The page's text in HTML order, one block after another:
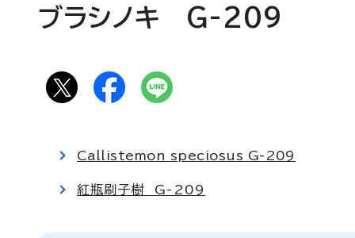
ブラシノキ G-209
Callistemon speciosus G-209
紅瓶刷子樹 G-209